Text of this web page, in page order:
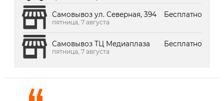
Самовывоз ул. Северная, 394 Бесплатно
пятница, 7 августа
Самовывоз ТЦ Медиаплаза Бесплатно
пятница, 7 августа